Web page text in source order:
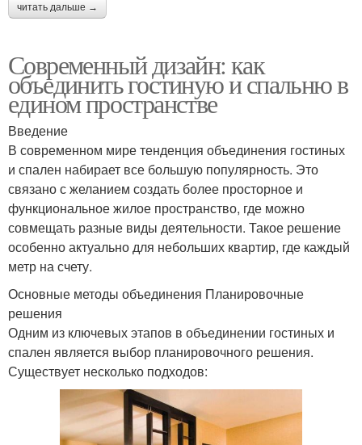
читать дальше →
Современный дизайн: как
объединить гостиную и спальню в
едином пространстве
Введение
В современном мире тенденция объединения гостиных
и спален набирает все большую популярность. Это
связано с желанием создать более просторное и
функциональное жилое пространство, где можно
совмещать разные виды деятельности. Такое решение
особенно актуально для небольших квартир, где каждый
метр на счету.
Основные методы объединения Планировочные
решения
Одним из ключевых этапов в объединении гостиных и
спален является выбор планировочного решения.
Существует несколько подходов: